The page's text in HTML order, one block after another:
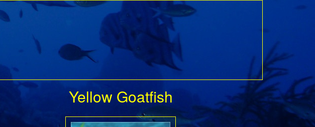
Yellow Goatfish